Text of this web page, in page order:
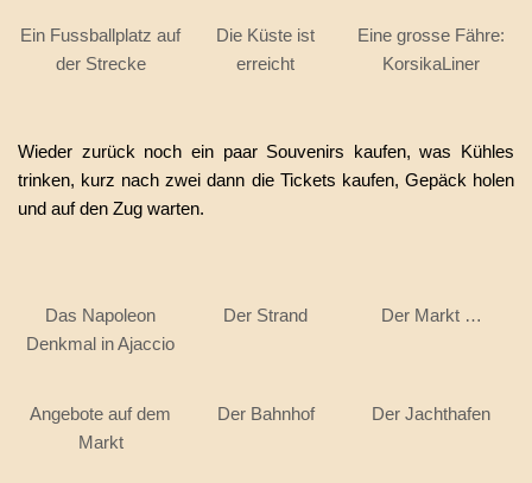
Ein Fussballplatz auf
der Strecke
Die Küste ist
erreicht
Eine grosse Fähre:
KorsikaLiner
Wieder zurück noch ein paar Souvenirs kaufen, was Kühles
trinken, kurz nach zwei dann die Tickets kaufen, Gepäck holen
und auf den Zug warten.
Das Napoleon
Denkmal in Ajaccio
Der Strand Der Markt …
Angebote auf dem
Markt
Der Bahnhof Der Jachthafen